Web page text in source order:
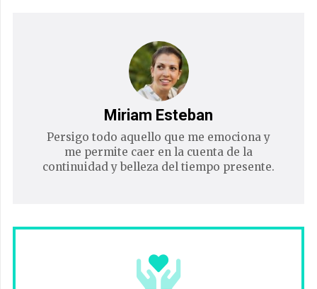
Miriam Esteban
Persigo todo aquello que me emociona y
me permite caer en la cuenta de la
continuidad y belleza del tiempo presente.